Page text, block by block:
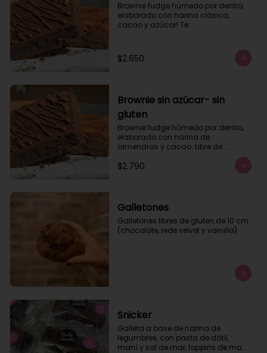
Brownie fudge húmedo por dentro,
elaborado con harina clásica,
cacao y azúcar! Te
$2.650
Brownie sin azúcar- sin
gluten
Brownie fudge húmedo por dentro,
elaborado con harina de
almendras y cacao. Libre de
recomendamos calentar 10 seg.
$2.790
Galletones
Galletones libres de gluten de 10 cm
(chocolate, rede velvet y vainilla)
Snicker
Galleta a base de harina de
legumbres, con pasta de dátil,
maní y sal de mar, toppins de maní